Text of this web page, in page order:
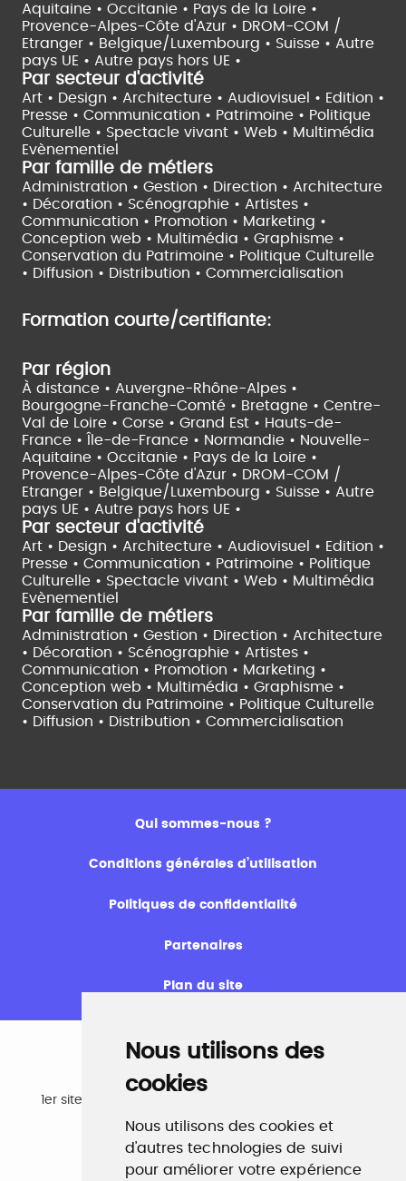
Nous utilisons des
cookies
Nous utilisons des cookies et
d'autres technologies de suivi
pour améliorer votre expérience
Aquitaine • Occitanie • Pays de la Loire •
Provence-Alpes-Côte d'Azur • DROM-COM /
Etranger • Belgique/Luxembourg • Suisse • Autre
pays UE • Autre pays hors UE •
Par secteur d'activité
Art • Design • Architecture • Audiovisuel • Edition •
Presse • Communication • Patrimoine • Politique
Culturelle • Spectacle vivant • Web • Multimédia
Evènementiel
Par famille de métiers
Administration • Gestion • Direction • Architecture
• Décoration • Scénographie • Artistes •
Communication • Promotion • Marketing •
Conception web • Multimédia • Graphisme •
Conservation du Patrimoine • Politique Culturelle
• Diffusion • Distribution • Commercialisation
Formation courte/certifiante:
Par région
À distance • Auvergne-Rhône-Alpes •
Bourgogne-Franche-Comté • Bretagne • Centre-
Val de Loire • Corse • Grand Est • Hauts-de-
France •
Île-de-France • Normandie • Nouvelle-
Aquitaine • Occitanie • Pays de la Loire •
Provence-Alpes-Côte d'Azur • DROM-COM /
Etranger • Belgique/Luxembourg • Suisse • Autre
pays UE • Autre pays hors UE •
Par secteur d'activité
Art • Design • Architecture • Audiovisuel • Edition •
Presse • Communication • Patrimoine • Politique
Culturelle • Spectacle vivant • Web • Multimédia
Evènementiel
Par famille de métiers
Administration • Gestion • Direction • Architecture
• Décoration • Scénographie • Artistes •
Communication • Promotion • Marketing •
Conception web • Multimédia • Graphisme •
Conservation du Patrimoine • Politique Culturelle
• Diffusion • Distribution • Commercialisation
Qui sommes-nous ?
Conditions générales d’utilisation
Politiques de confidentialité
Partenaires
Plan du site
Emploi
1er site emploi du secteur culturel 784.000 visites et
www.profilculture.com